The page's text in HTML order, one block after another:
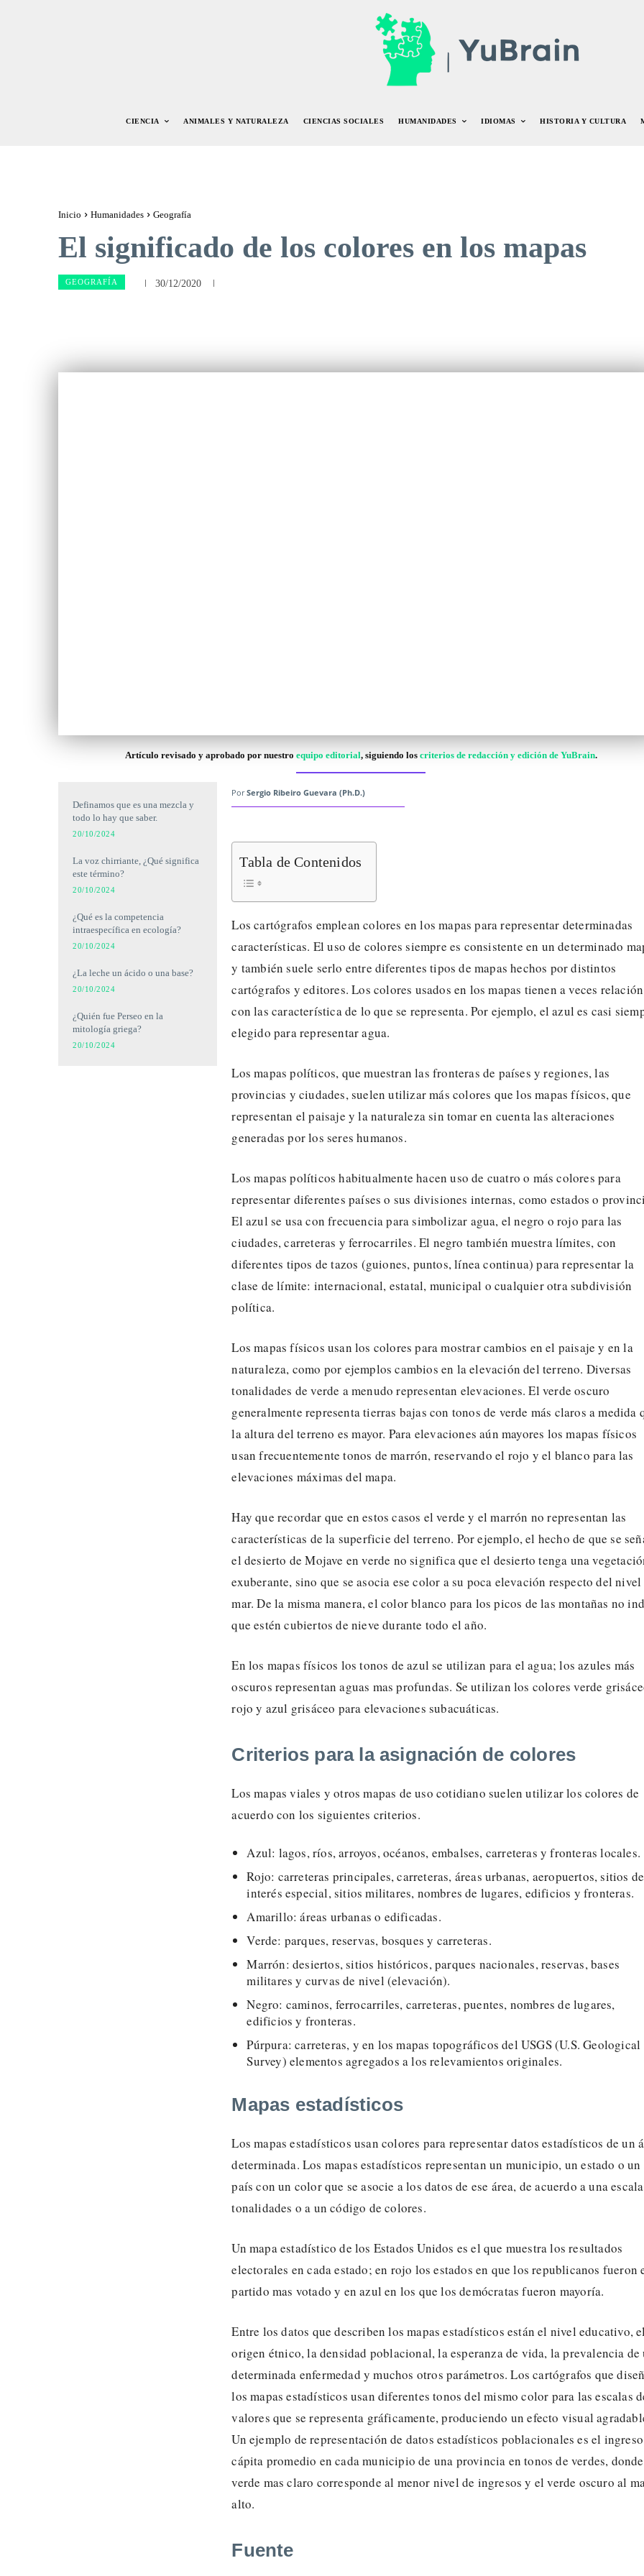
CIENCIA ANIMALES Y NATURALEZA CIENCIAS SOCIALES HUMANIDADES IDIOMAS HISTORIA Y CULTURA
Inicio Humanidades Geografía
El significado de los colores en los mapas
GEOGRAFÍA 30/12/2020
Artículo revisado y aprobado por nuestro equipo editorial, siguiendo los criterios de redacción y edición de YuBrain.
Definamos que es una mezcla y
todo lo hay que saber.
20/10/2024
La voz chirriante, ¿Qué significa
este término?
20/10/2024
¿Qué es la competencia
intraespecífica en ecología?
20/10/2024
¿La leche un ácido o una base?
20/10/2024
¿Quién fue Perseo en la
mitología griega?
20/10/2024
Por Sergio Ribeiro Guevara (Ph.D.)
Tabla de Contenidos
Los cartógrafos emplean colores en los mapas para representar determinadas
características. El uso de colores siempre es consistente en un determinado
y también suele serlo entre diferentes tipos de mapas hechos por distintos
cartógrafos y editores. Los colores usados en los mapas tienen a veces relación
con las característica de lo que se representa. Por ejemplo, el azul es casi
elegido para representar agua.
Los mapas políticos, que muestran las fronteras de países y regiones, las
provincias y ciudades, suelen utilizar más colores que los mapas físicos, que
representan el paisaje y la naturaleza sin tomar en cuenta las alteraciones
generadas por los seres humanos.
Los mapas políticos habitualmente hacen uso de cuatro o más colores para
representar diferentes países o sus divisiones internas, como estados o
El azul se usa con frecuencia para simbolizar agua, el negro o rojo para las
ciudades, carreteras y ferrocarriles. El negro también muestra límites, con
diferentes tipos de tazos (guiones, puntos, línea continua) para representar la
clase de límite: internacional, estatal, municipal o cualquier otra subdivisión
política.
Los mapas físicos usan los colores para mostrar cambios en el paisaje y en la
naturaleza, como por ejemplos cambios en la elevación del terreno. Diversas
tonalidades de verde a menudo representan elevaciones. El verde oscuro
generalmente representa tierras bajas con tonos de verde más claros a medida
la altura del terreno es mayor. Para elevaciones aún mayores los mapas físicos
usan frecuentemente tonos de marrón, reservando el rojo y el blanco para las
elevaciones máximas del mapa.
Hay que recordar que en estos casos el verde y el marrón no representan las
características de la superficie del terreno. Por ejemplo, el hecho de que se
el desierto de Mojave en verde no significa que el desierto tenga una
exuberante, sino que se asocia ese color a su poca elevación respecto del
mar. De la misma manera, el color blanco para los picos de las montañas no
que estén cubiertos de nieve durante todo el año.
En los mapas físicos los tonos de azul se utilizan para el agua; los azules más
oscuros representan aguas mas profundas. Se utilizan los colores verde
rojo y azul grisáceo para elevaciones subacuáticas.
Criterios para la asignación de colores
Los mapas viales y otros mapas de uso cotidiano suelen utilizar los colores de
acuerdo con los siguientes criterios.
Azul: lagos, ríos, arroyos, océanos, embalses, carreteras y fronteras locales.
Rojo: carreteras principales, carreteras, áreas urbanas, aeropuertos, sitios de
interés especial, sitios militares, nombres de lugares, edificios y fronteras.
Amarillo: áreas urbanas o edificadas.
Verde: parques, reservas, bosques y carreteras.
Marrón: desiertos, sitios históricos, parques nacionales, reservas, bases
militares y curvas de nivel (elevación).
Negro: caminos, ferrocarriles, carreteras, puentes, nombres de lugares,
edificios y fronteras.
Púrpura: carreteras, y en los mapas topográficos del USGS (U.S. Geological
Survey) elementos agregados a los relevamientos originales.
Mapas estadísticos
Los mapas estadísticos usan colores para representar datos estadísticos de un
determinada. Los mapas estadísticos representan un municipio, un estado o un
país con un color que se asocie a los datos de ese área, de acuerdo a una
tonalidades o a un código de colores.
Un mapa estadístico de los Estados Unidos es el que muestra los resultados
electorales en cada estado; en rojo los estados en que los republicanos fueron
partido mas votado y en azul en los que los demócratas fueron mayoría.
Entre los datos que describen los mapas estadísticos están el nivel educativo,
origen étnico, la densidad poblacional, la esperanza de vida, la prevalencia de
determinada enfermedad y muchos otros parámetros. Los cartógrafos que
los mapas estadísticos usan diferentes tonos del mismo color para las escalas
valores que se representa gráficamente, produciendo un efecto visual
Un ejemplo de representación de datos estadísticos poblacionales es el
cápita promedio en cada municipio de una provincia en tonos de verdes,
verde mas claro corresponde al menor nivel de ingresos y el verde oscuro al
alto.
Fuente